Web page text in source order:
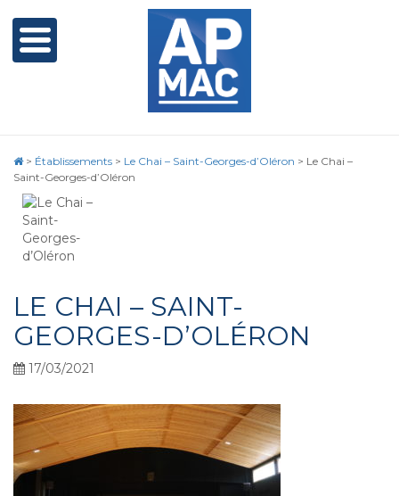
> Établissements > Le Chai – Saint-Georges-d’Oléron > Le Chai –
Saint-Georges-d’Oléron
LE CHAI – SAINT-
GEORGES-D’OLÉRON
17/03/2021